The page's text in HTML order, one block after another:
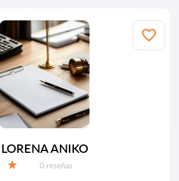
LORENA ANIKO
Número de reseñas:
0 reseñas